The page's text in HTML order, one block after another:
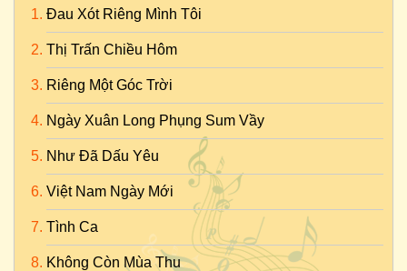
Đau Xót Riêng Mình Tôi
Thị Trấn Chiều Hôm
Riêng Một Góc Trời
Ngày Xuân Long Phụng Sum Vầy
Như Đã Dấu Yêu
Việt Nam Ngày Mới
Tình Ca
Không Còn Mùa Thu